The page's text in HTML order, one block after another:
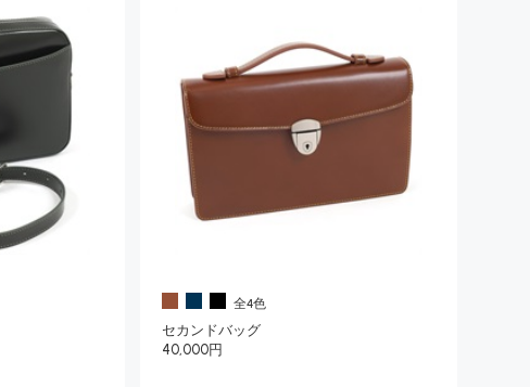
全4色
セカンドバッグ
40,000円